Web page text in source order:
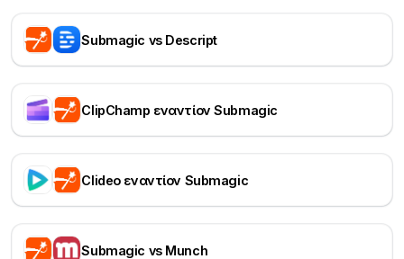
Submagic vs Descript
ClipChamp εναντίον Submagic
Clideo εναντίον Submagic
Submagic vs Munch